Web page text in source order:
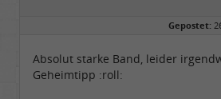
Gepostet:
Absolut starke Band, leider
Geheimtipp :roll: